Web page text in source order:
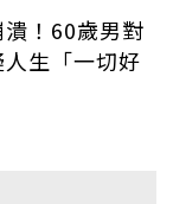
！60歲男對
生「一切好